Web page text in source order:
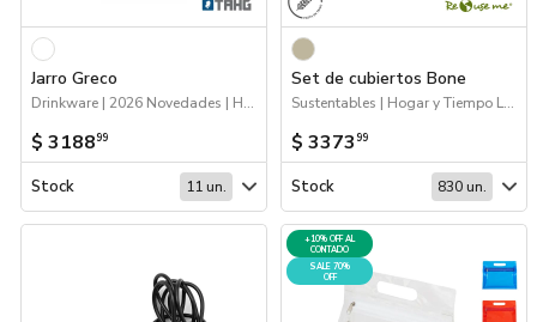
Jarro Greco
Drinkware | 2026 Novedades | Hogar y Tiempo Libre
$ 318899
Stock 11 un.
Set de cubiertos Bone
Sustentables | Hogar y Tiempo Libre | 2026 Día de la Niñez | Próximos Arribos
$ 3373 99
Stock 830 un.
+10% OFF AL
CONTADO
SALE 70%
OFF